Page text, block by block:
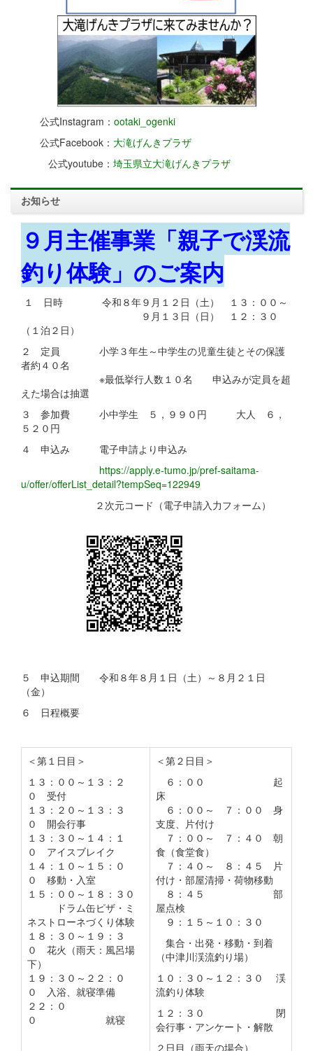
公式Instagram： ootaki_ogenki
公式Facebook： 大滝げんきプラザ
公式youtube： 埼玉県立大滝げんきプラザ
お知らせ
９月主催事業「親子で渓流
釣り体験」のご案内
１ 日時 令和８年９月１２日（土） １３：００～
９月１３日（日） １２：３０
（１泊２日）
２ 定員 小学３年生～中学生の児童生徒とその保護
者約４０名
※最低挙行人数１０名 申込みが定員を超
えた場合は抽選
３ 参加費 小中学生 ５，９９０円 大人 ６，
５２０円
４ 申込み 電子申請より申込み
https://apply.e-tumo.jp/pref-saitama-
u/offer/offerList_detail?tempSeq=122949
２次元コード（電子申請入力フォーム）
５ 申込期間 令和８年８月１日（土）～８月２１日
（金）
６ 日程概要
＜第１日目＞
１３：００～１３：２
０ 受付
１３：２０～１３：３
０ 開会行事
１３：３０～１４：１
０ アイスブレイク
１４：１０～１５：０
０ 移動・入室
１５：００～１８：３０
ドラム缶ピザ・ミ
ネストローネづくり体験
１８：３０～１９：３
０ 花火（雨天：風呂場
下）
１９：３０～２２：０
０ 入浴、就寝準備
２２：０
０ 就寝
＜第２日目＞
６：００ 起
床
６：００～ ７：００ 身
支度、片付け
７：００～ ７：４０ 朝
食（食堂食）
７：４０～ ８：４５ 片
付け・部屋清掃・荷物移動
８：４５ 部
屋点検
９：１５～１０：３０
集合・出発・移動・到着
（中津川渓流釣り場）
１０：３０～１２：３０ 渓
流釣り体験
１２：３０ 閉
会行事・アンケート・解散
２日目（雨天の場合）